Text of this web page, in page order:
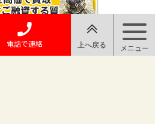
電話で連絡